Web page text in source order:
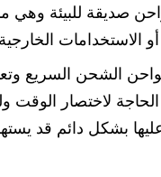
صديقة للبيئة وهي
الاستخدامات
الشحن السريع
الحاجة لاختصار الوقت
عليها بشكل دائم قد